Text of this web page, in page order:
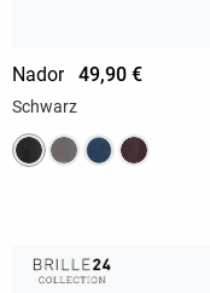
Nador 49,90 €
Schwarz